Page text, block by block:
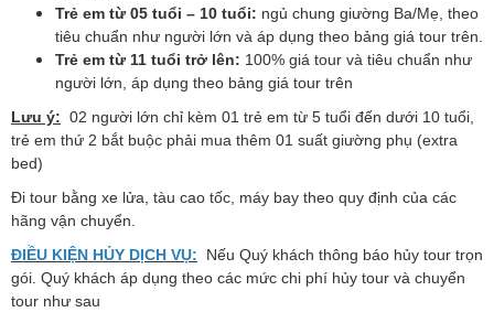
Trẻ em từ 05 tuổi – 10 tuổi: ngủ chung giường Ba/Mẹ, theo
tiêu chuẩn như người lớn và áp dụng theo bảng giá tour trên.
Trẻ em từ 11 tuổi trở lên: 100% giá tour và tiêu chuẩn như
người lớn, áp dụng theo bảng giá tour trên
Lưu ý: 02 người lớn chỉ kèm 01 trẻ em từ 5 tuổi đến dưới 10 tuổi,
trẻ em thứ 2 bắt buộc phải mua thêm 01 suất giường phụ (extra
bed)
Đi tour bằng xe lửa, tàu cao tốc, máy bay theo quy định của các
hãng vận chuyển.
ĐIỀU KIỆN HỦY DỊCH VỤ: Nếu Quý khách thông báo hủy tour trọn
gói. Quý khách áp dụng theo các mức chi phí hủy tour và chuyển
tour như sau